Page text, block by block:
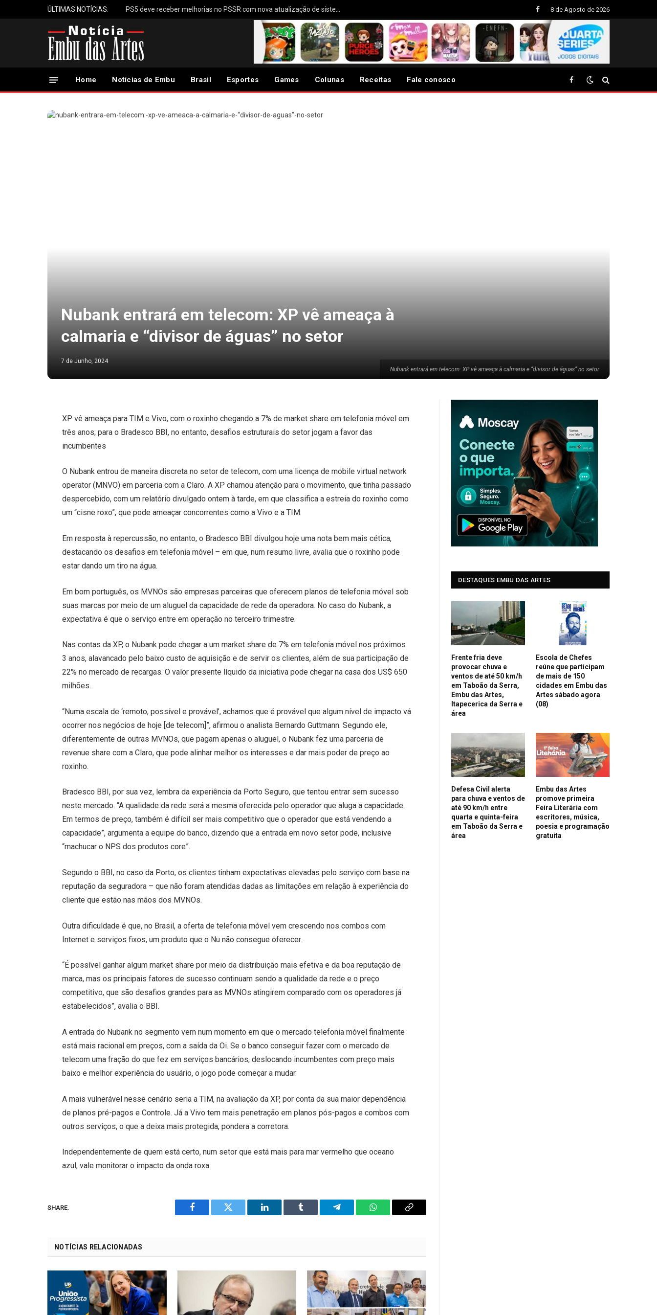
ÚLTIMAS NOTÍCIAS:
Facebook
8 de Agosto de 2026
Home Notícias de Embu Brasil Esportes Games Colunas Receitas Fale conosco Facebook
Nubank entrará em telecom: XP vê ameaça à calmaria e “divisor de águas” no setor
Nubank entrará em telecom: XP vê ameaça à
calmaria e “divisor de águas” no setor
7 de Junho, 2024
XP vê ameaça para TIM e Vivo, com o roxinho chegando a 7% de market share em telefonia móvel em
três anos; para o Bradesco BBI, no entanto, desafios estruturais do setor jogam a favor das
incumbentes
O Nubank entrou de maneira discreta no setor de telecom, com uma licença de mobile virtual network
operator (MNVO) em parceria com a Claro. A XP chamou atenção para o movimento, que tinha passado
despercebido, com um relatório divulgado ontem à tarde, em que classifica a estreia do roxinho como
um “cisne roxo”, que pode ameaçar concorrentes como a Vivo e a TIM.
Em resposta à repercussão, no entanto, o Bradesco BBI divulgou hoje uma nota bem mais cética,
destacando os desafios em telefonia móvel – em que, num resumo livre, avalia que o roxinho pode
estar dando um tiro na água.
Em bom português, os MVNOs são empresas parceiras que oferecem planos de telefonia móvel sob
suas marcas por meio de um aluguel da capacidade de rede da operadora. No caso do Nubank, a
expectativa é que o serviço entre em operação no terceiro trimestre.
Nas contas da XP, o Nubank pode chegar a um market share de 7% em telefonia móvel nos próximos
3 anos, alavancado pelo baixo custo de aquisição e de servir os clientes, além de sua participação de
22% no mercado de recargas. O valor presente líquido da iniciativa pode chegar na casa dos US$ 650
milhões.
“Numa escala de ‘remoto, possível e provável’, achamos que é provável que algum nível de impacto vá
ocorrer nos negócios de hoje [de telecom]”, afirmou o analista Bernardo Guttmann. Segundo ele,
diferentemente de outras MVNOs, que pagam apenas o aluguel, o Nubank fez uma parceria de
revenue share com a Claro, que pode alinhar melhor os interesses e dar mais poder de preço ao
roxinho.
Bradesco BBI, por sua vez, lembra da experiência da Porto Seguro, que tentou entrar sem sucesso
neste mercado. “A qualidade da rede será a mesma oferecida pelo operador que aluga a capacidade.
Em termos de preço, também é difícil ser mais competitivo que o operador que está vendendo a
capacidade”, argumenta a equipe do banco, dizendo que a entrada em novo setor pode, inclusive
“machucar o NPS dos produtos core”.
Segundo o BBI, no caso da Porto, os clientes tinham expectativas elevadas pelo serviço com base na
reputação da seguradora – que não foram atendidas dadas as limitações em relação à experiência do
cliente que estão nas mãos dos MVNOs.
Outra dificuldade é que, no Brasil, a oferta de telefonia móvel vem crescendo nos combos com
Internet e serviços fixos, um produto que o Nu não consegue oferecer.
“É possível ganhar algum market share por meio da distribuição mais efetiva e da boa reputação de
marca, mas os principais fatores de sucesso continuam sendo a qualidade da rede e o preço
competitivo, que são desafios grandes para as MVNOs atingirem comparado com os operadores já
estabelecidos”, avalia o BBI.
A entrada do Nubank no segmento vem num momento em que o mercado telefonia móvel finalmente
está mais racional em preços, com a saída da Oi. Se o banco conseguir fazer com o mercado de
telecom uma fração do que fez em serviços bancários, deslocando incumbentes com preço mais
baixo e melhor experiência do usuário, o jogo pode começar a mudar.
A mais vulnerável nesse cenário seria a TIM, na avaliação da XP, por conta da sua maior dependência
de planos pré-pagos e Controle. Já a Vivo tem mais penetração em planos pós-pagos e combos com
outros serviços, o que a deixa mais protegida, pondera a corretora.
Independentemente de quem está certo, num setor que está mais para mar vermelho que oceano
azul, vale monitorar o impacto da onda roxa.
SHARE.
Facebook Twitter LinkedIn Tumblr Telegram WhatsAppCopy
NOTÍCIAS RELACIONADAS
DESTAQUES EMBU DAS ARTES
Frente fria deve
provocar chuva e
ventos de até 50 km/h
em Taboão da Serra,
Embu das Artes,
Itapecerica da Serra e
área
Escola de Chefes
reúne que participam
de mais de 150
cidades em Embu das
Artes sábado agora
(08)
Defesa Civil alerta
para chuva e ventos de
até 90 km/h entre
quarta e quinta-feira
em Taboão da Serra e
área
Embu das Artes
promove primeira
Feira Literária com
escritores, música,
poesia e programação
gratuita